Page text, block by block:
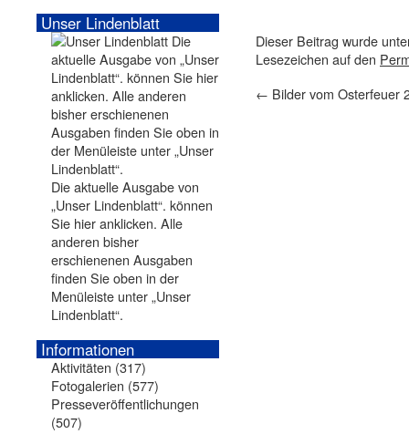
Dieser Beitrag wurde
Lesezeichen auf den
← Bilder vom Osterfeuer
Unser Lindenblatt
Die aktuelle Ausgabe von
„Unser Lindenblatt“. können
Sie hier anklicken. Alle
anderen bisher
erschienenen Ausgaben
finden Sie oben in der
Menüleiste unter „Unser
Lindenblatt“.
Informationen
Aktivitäten (317)
Fotogalerien (577)
Presseveröffentlichungen
(507)